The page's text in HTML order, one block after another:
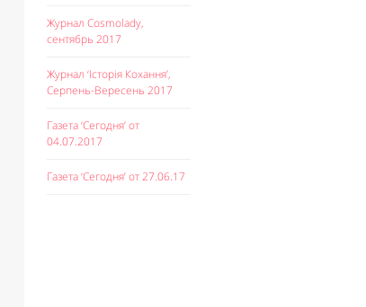
Журнал Cosmolady,
сентябрь 2017
Журнал ‘Історія Кохання’,
Серпень-Вересень 2017
Газета ‘Сегодня’ от
04.07.2017
Газета ‘Сегодня’ от 27.06.17